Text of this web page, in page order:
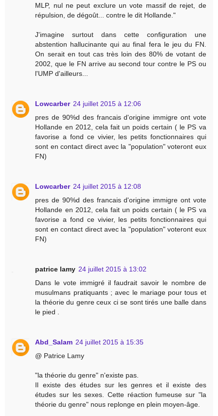
MLP, nul ne peut exclure un vote massif de rejet, de
répulsion, de dégoût... contre le dit Hollande."
J'imagine surtout dans cette configuration une
abstention hallucinante qui au final fera le jeu du FN.
On serait en tout cas très loin des 80% de votant de
2002, que le FN arrive au second tour contre le PS ou
l'UMP d'ailleurs...
Lowcarber 24 juillet 2015 à 12:06
pres de 90%d des francais d'origine immigre ont vote
Hollande en 2012, cela fait un poids certain ( le PS va
favorise a fond ce vivier, les petits fonctionnaires qui
sont en contact direct avec la "population" voteront eux
FN)
Lowcarber 24 juillet 2015 à 12:08
pres de 90%d des francais d'origine immigre ont vote
Hollande en 2012, cela fait un poids certain ( le PS va
favorise a fond ce vivier, les petits fonctionnaires qui
sont en contact direct avec la "population" voteront eux
FN)
patrice lamy 24 juillet 2015 à 13:02
Dans le vote immigré il faudrait savoir le nombre de
musulmans pratiquants ; avec le mariage pour tous et
la théorie du genre ceux ci se sont tirés une balle dans
le pied .
Abd_Salam 24 juillet 2015 à 15:35
@ Patrice Lamy
"la théorie du genre" n'existe pas.
Il existe des études sur les genres et il existe des
études sur les sexes. Cette réaction fumeuse sur "la
théorie du genre" nous replonge en plein moyen-âge.